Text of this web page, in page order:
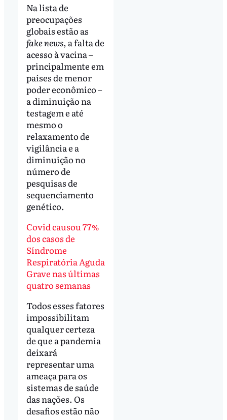
Na lista de
preocupações
globais estão as
fake news, a falta de
acesso à vacina –
principalmente em
países de menor
poder econômico –
a diminuição na
testagem e até
mesmo o
relaxamento de
vigilância e a
diminuição no
número de
pesquisas de
sequenciamento
genético.
Covid causou 77%
dos casos de
Síndrome
Respiratória Aguda
Grave nas últimas
quatro semanas
Todos esses fatores
impossibilitam
qualquer certeza
de que a pandemia
deixará
representar uma
ameaça para os
sistemas de saúde
das nações. Os
desafios estão não